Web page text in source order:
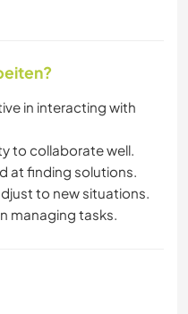
in interacting with
to collaborate well.
at finding solutions.
to new situations.
managing tasks.